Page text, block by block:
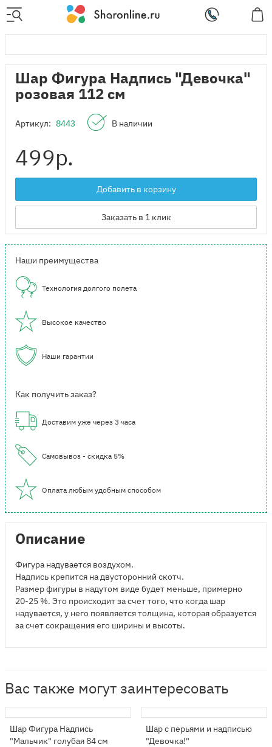
Шар Фигура Надпись "Девочка"
розовая 112 см
Артикул: 8443 В наличии
499р.
Добавить в корзину
Заказать в 1 клик
Наши преимущества
Технология долгого полета
Высокое качество
Наши гарантии
Как получить заказ?
Доставим уже через 3 часа
Самовывоз - скидка 5%
Оплата любым удобным способом
Описание
Фигура надувается воздухом.
Надпись крепится на двусторонний скотч.
Размер фигуры в надутом виде будет меньше, примерно
20-25 %. Это происходит за счет того, что когда шар
надувается, у него появляется толщина, которая образуется
за счет сокращения его ширины и высоты.
Вас также могут заинтересовать
Шар Фигура Надпись
"Мальчик" голубая 84 см
Шар с перьями и надписью
"Девочка!"